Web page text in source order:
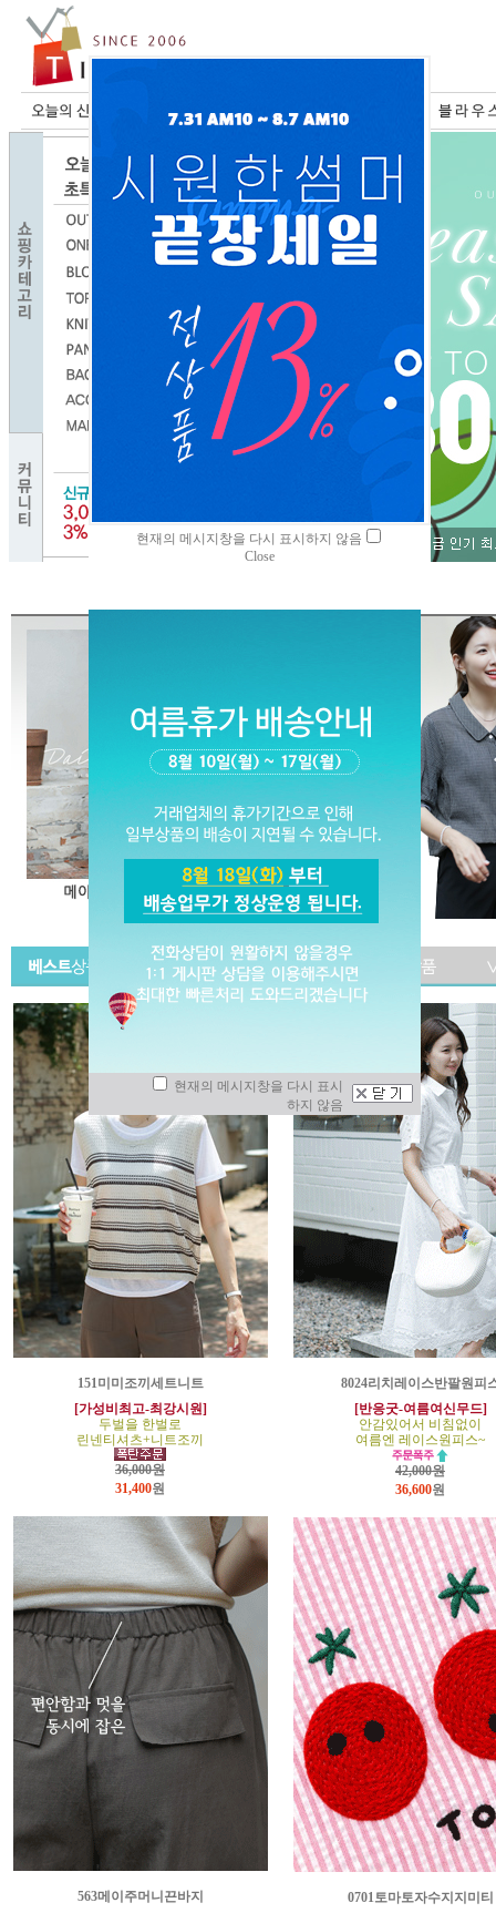
151미미조끼세트니트
[가성비최고-최강시원]
두벌을 한벌로
린넨티셔츠+니트조끼
36,000원
31,400원
8024리치레이스반팔원피
[반응굿-여름여신무드]
안감있어서 비침없이
여름엔 레이스원피스~
42,000원
36,600원
563메이주머니끈바지
0701토마토자수지지미티
현재의 메시지창을 다시 표시하지 않음
Close
현재의 메시지창을 다시 표시
하지 않음